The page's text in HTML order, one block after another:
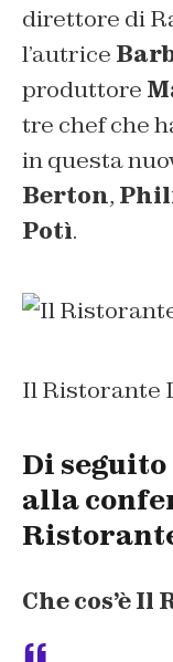
direttore di
l’autrice
produttore
tre chef che
in questa
Berton,
Potì.
Il Ristorante
Di
alla
Che cos’èIl